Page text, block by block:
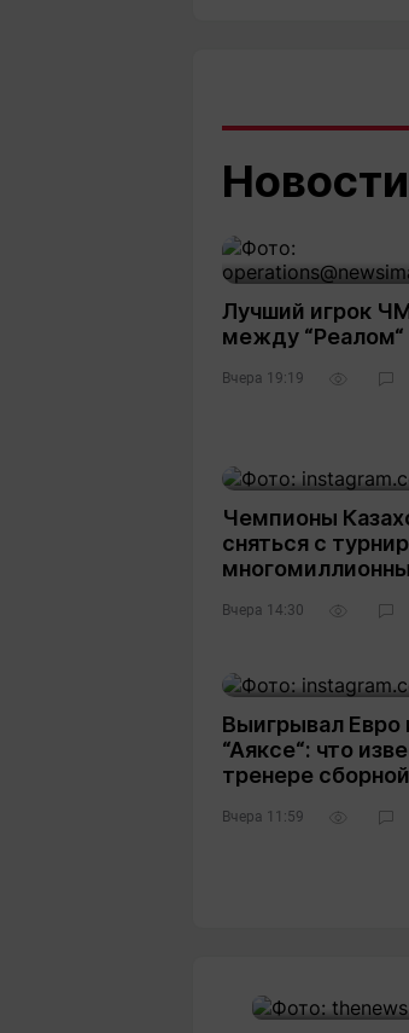
Новости
Лучший игрок
между “Реалом“
Вчера 19:19
Чемпионы
сняться с
Вчера 14:30
Выигрывал Евро
“Аяксе“: что
тренере
Вчера 11:59